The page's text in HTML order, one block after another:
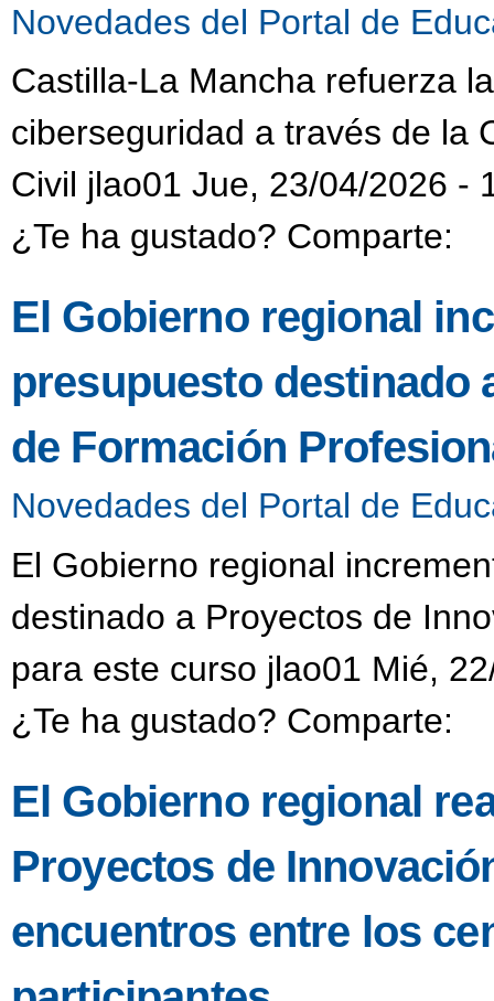
Novedades del Portal de
Castilla-La Mancha refuerza
ciberseguridad a través de la
Civil jlao01 Jue, 23/04/2026 -
¿Te ha gustado? Comparte:
El Gobierno regional
presupuesto destinado
de Formación
Novedades del Portal de
El Gobierno regional
destinado a Proyectos de
para este curso jlao01 Mié,
¿Te ha gustado? Comparte:
El Gobierno regional
Proyectos de
encuentros entre los